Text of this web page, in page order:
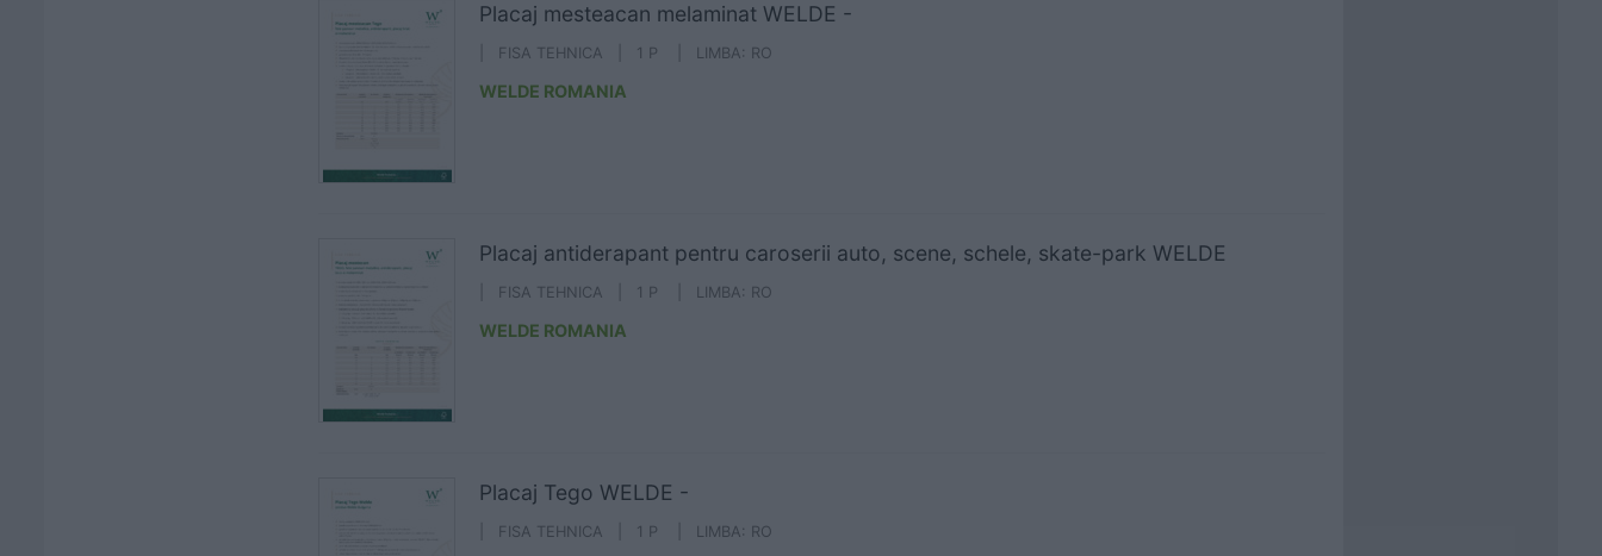
Placaj mesteacan melaminat WELDE -
| FISA TEHNICA | 1 P | LIMBA: RO
WELDE ROMANIA
Placaj antiderapant pentru caroserii auto, scene, schele, skate-park WELDE
| FISA TEHNICA | 1 P | LIMBA: RO
WELDE ROMANIA
Placaj Tego WELDE -
| FISA TEHNICA | 1 P | LIMBA: RO